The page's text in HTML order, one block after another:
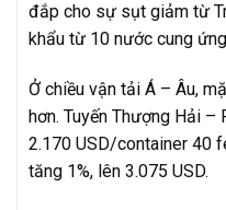
đắp cho sự sụt giảm từ
khẩu từ 10 nước cung
Ở chiều vận tải Á – Âu,
hơn. Tuyến Thượng Hải –
2.170 USD/container 40
tăng 1%, lên 3.075 USD.